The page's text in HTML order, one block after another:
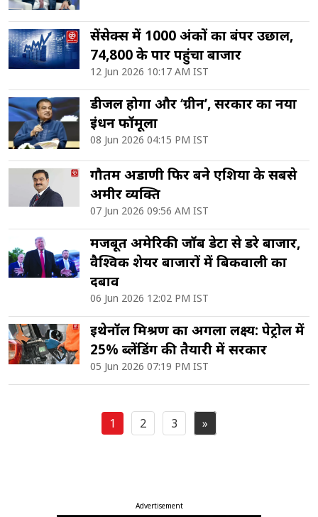
सेंसेक्स में 1000 अंकों का बंपर उछाल,
74,800 के पार पहुंचा बाजार
12 Jun 2026 10:17 AM IST
डीजल होगा और ‘ग्रीन’, सरकार का नया
ईंधन फॉर्मूला
08 Jun 2026 04:15 PM IST
गौतम अडाणी फिर बने एशिया के सबसे
अमीर व्यक्ति
07 Jun 2026 09:56 AM IST
मजबूत अमेरिकी जॉब डेटा से डरे बाजार,
वैश्विक शेयर बाजारों में बिकवाली का
दबाव
06 Jun 2026 12:02 PM IST
इथेनॉल मिश्रण का अगला लक्ष्य: पेट्रोल में
25% ब्लेंडिंग की तैयारी में सरकार
05 Jun 2026 07:19 PM IST
Posts
1 2 3 »
Advertisement